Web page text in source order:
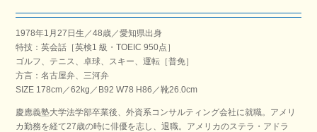
1978年1月27日生／48歳／愛知県出身
特技：英会話［英検1 級・TOEIC 950点］
ゴルフ、テニス、卓球、スキー、運転［普免］
方言：名古屋弁、三河弁
SIZE 178cm／62kg／B92 W78 H86／靴26.0cm
慶應義塾大学法学部卒業後、外資系コンサルティング会社に就職。アメリ
カ勤務を経て27歳の時に俳優を志し、退職。アメリカのステラ・アドラ